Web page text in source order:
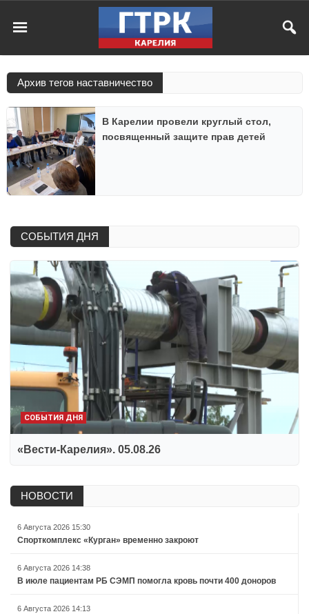
Архив тегов наставничество
В Карелии провели круглый стол,
посвященный защите прав детей
СОБЫТИЯ ДНЯ
СОБЫТИЯ ДНЯ
«Вести-Карелия». 05.08.26
НОВОСТИ
6 Августа 2026 15:30
Спорткомплекс «Курган» временно закроют
6 Августа 2026 14:38
В июле пациентам РБ СЭМП помогла кровь почти 400 доноров
6 Августа 2026 14:13